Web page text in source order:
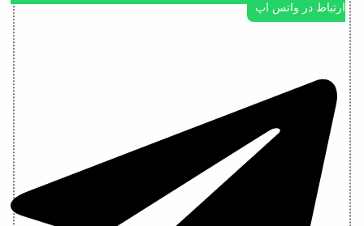
ارتباط در واتس اپ